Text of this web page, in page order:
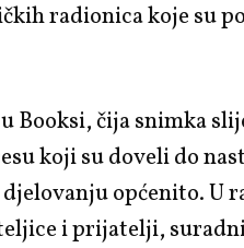
radionica koje su
Booksi, čija snimka
koji su doveli do
općenito. U
i prijatelji,